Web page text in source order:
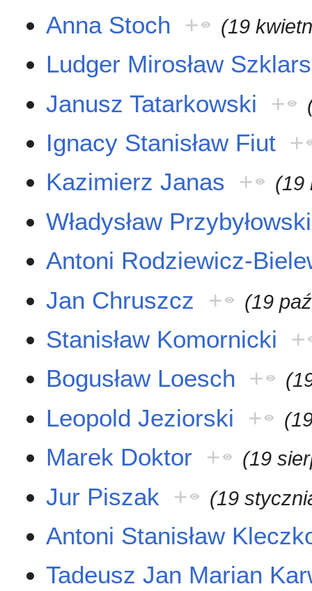
Anna Stoch + (19
Ludger Mirosław
Janusz Tatarkowski
+
Ignacy Stanisław Fiut +
Kazimierz Janas + (19
Władysław Przybyłowski
Antoni Rodziewicz-
Jan Chruszcz
+ (19
Stanisław Komornicki
+
Bogusław Loesch +
Leopold Jeziorski +
Marek Doktor + (19
Jur Piszak + (19
Antoni Stanisław
Tadeusz Jan Marian